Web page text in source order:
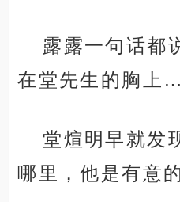
露露一句话都
在堂先生的胸上
堂煊明早就发
哪里，他是有意的